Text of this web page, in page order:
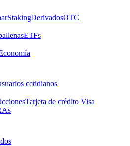
StakingDerivadosOTC
ETFs
cotidianos
Tarjeta de crédito Visa